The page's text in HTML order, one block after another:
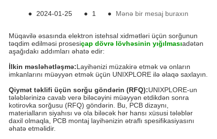
● 2024-01-25 ● 1 ● Mənə bir mesaj buraxın
Müqavilə əsasında elektron istehsal xidmətləri üçün sorğunun
təqdim edilməsi prosesiçap dövrə lövhəsinin yığılmasıadətən
aşağıdakı addımları əhatə edir:
İlkin məsləhətləşmə:Layihənizi müzakirə etmək və onların
imkanlarını müəyyən etmək üçün UNIXPLORE ilə əlaqə saxlayın.
Qiymət təklifi üçün sorğu göndərin (RFQ):UNIXPLORE-un
tələblərinizə cavab verə biləcəyini müəyyən etdikdən sonra
kotirovka sorğusu (RFQ) göndərin. Bu, PCB dizaynı,
materialların siyahısı və ola biləcək hər hansı xüsusi tələblər
daxil olmaqla, PCB montaj layihənizin ətraflı spesifikasiyasını
əhatə etməlidir.